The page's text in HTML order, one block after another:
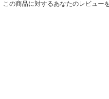
この商品に対するあなたのレビュー